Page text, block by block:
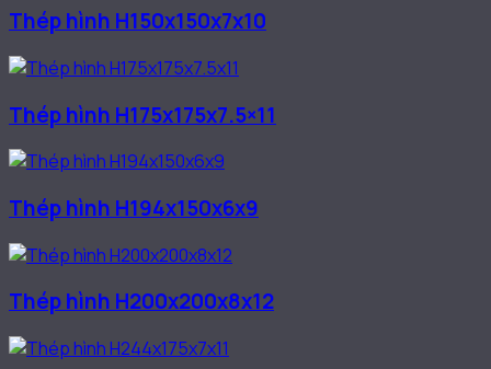
Thép hình H150x150x7x10
Thép hình H175x175x7.5×11
Thép hình H194x150x6x9
Thép hình H200x200x8x12